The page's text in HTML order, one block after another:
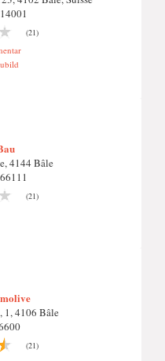
(21)
4144 Bâle
(21)
1, 4106 Bâle
(21)